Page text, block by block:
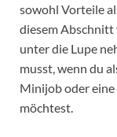
sowohl Vorteile
diesem Abschnitt
unter die Lupe
musst, wenn du
Minijob oder
möchtest.